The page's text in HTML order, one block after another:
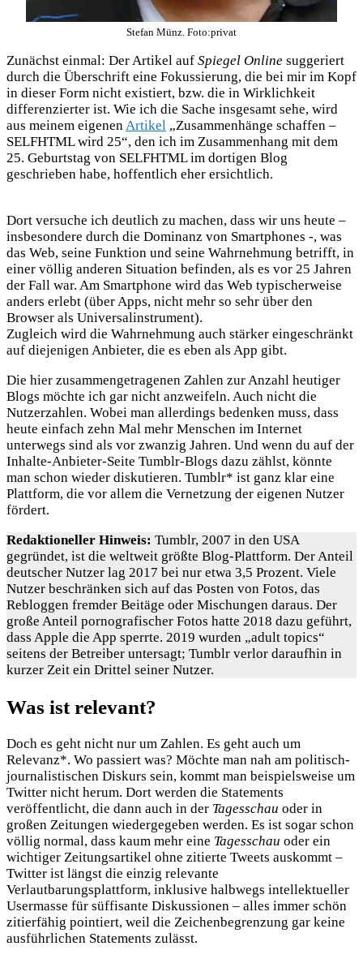
Stefan Münz. Foto:privat
Zunächst einmal: Der Artikel auf Spiegel Online suggeriert
durch die Überschrift eine Fokussierung, die bei mir im Kopf
in dieser Form nicht existiert, bzw. die in Wirklichkeit
differenzierter ist. Wie ich die Sache insgesamt sehe, wird
aus meinem eigenenArtikel „Zusammenhänge schaffen –
SELFHTML wird 25“, den ich im Zusammenhang mit dem
25. Geburtstag von SELFHTML im dortigen Blog
geschrieben habe, hoffentlich eher ersichtlich.
Dort versuche ich deutlich zu machen, dass wir uns heute –
insbesondere durch die Dominanz von Smartphones -, was
das Web, seine Funktion und seine Wahrnehmung betrifft, in
einer völlig anderen Situation befinden, als es vor 25 Jahren
der Fall war. Am Smartphone wird das Web typischerweise
anders erlebt (über Apps, nicht mehr so sehr über den
Browser als Universalinstrument).
Zugleich wird die Wahrnehmung auch stärker eingeschränkt
auf diejenigen Anbieter, die es eben als App gibt.
Die hier zusammengetragenen Zahlen zur Anzahl heutiger
Blogs möchte ich gar nicht anzweifeln. Auch nicht die
Nutzerzahlen. Wobei man allerdings bedenken muss, dass
heute einfach zehn Mal mehr Menschen im Internet
unterwegs sind als vor zwanzig Jahren. Und wenn du auf der
Inhalte-Anbieter-Seite Tumblr-Blogs dazu zählst, könnte
man schon wieder diskutieren. Tumblr* ist ganz klar eine
Plattform, die vor allem die Vernetzung der eigenen Nutzer
fördert.
Redaktioneller Hinweis: Tumblr, 2007 in den USA
gegründet, ist die weltweit größte Blog-Plattform. Der Anteil
deutscher Nutzer lag 2017 bei nur etwa 3,5 Prozent. Viele
Nutzer beschränken sich auf das Posten von Fotos, das
Rebloggen fremder Beitäge oder Mischungen daraus. Der
große Anteil pornografischer Fotos hatte 2018 dazu geführt,
dass Apple die App sperrte. 2019 wurden „adult topics“
seitens der Betreiber untersagt; Tumblr verlor daraufhin in
kurzer Zeit ein Drittel seiner Nutzer.
Was ist relevant?
Doch es geht nicht nur um Zahlen. Es geht auch um
Relevanz*. Wo passiert was? Möchte man nah am politisch-
journalistischen Diskurs sein, kommt man beispielsweise um
Twitter nicht herum. Dort werden die Statements
veröffentlicht, die dann auch in der Tagesschau oder in
großen Zeitungen wiedergegeben werden. Es ist sogar schon
völlig normal, dass kaum mehr eine Tagesschau oder ein
wichtiger Zeitungsartikel ohne zitierte Tweets auskommt –
Twitter ist längst die einzig relevante
Verlautbarungsplattform, inklusive halbwegs intellektueller
Usermasse für süffisante Diskussionen – alles immer schön
zitierfähig pointiert, weil die Zeichenbegrenzung gar keine
ausführlichen Statements zulässt.